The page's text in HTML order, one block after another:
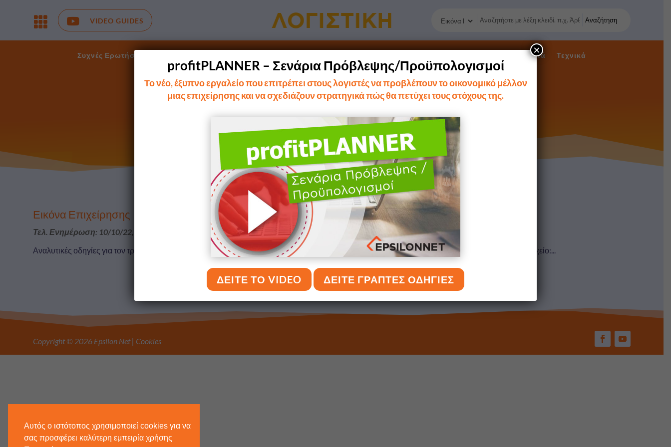
 VIDEO GUIDES Αναζήτηση
Συχνές Ερωτήσεις Λοιπά
Τεχνικά
Eνημερωτικά Εκδόσεων
Εικόνα Επιχείρησης
Εικόνα Επιχείρησης
Τελ. Ενημέρωση: 10/10/22, 22:09
Εικόνα Επιχείρησης
Αναλυτικές οδηγίες για τον τρόπο διαχείρισης της εικόνας επιχείρησης μέσα από τη Hyper & Business Λογιστική θα βρείτε στο επισυναπτόμενο αρχείο:...
Copyright © 2026 Epsilon Net | Cookies
profitPLANNER – Σενάρια Πρόβλεψης/Προϋπολογισμοί
Το νέο, έξυπνο εργαλείο που επιτρέπει στους λογιστές να προβλέπουν το οικονομικό μέλλον
μιας επιχείρησης και να σχεδιάζουν στρατηγικά πώς θα πετύχει τους στόχους της.
ΔΕΙΤΕ ΤΟ VIDEO ΔΕΙΤΕ ΓΡΑΠΤΕΣ ΟΔΗΓΙΕΣ
×
Αυτός ο ιστότοπος χρησιμοποιεί cookies για να
σας προσφέρει καλύτερη εμπειρία χρήσης